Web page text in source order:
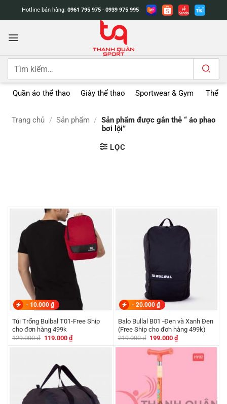
dung
Hotline bán hàng: 0961 795 975 - 0939 975 995
Tìm
Quần áo thể thao Giày thể thao Sportwear & Gym Thể
Trang chủ / Sản phẩm / Sản phẩm được gắn thẻ “ áo phao
bơi lội”
LỌC
- 10.000 ₫
Túi Trống Bulbal T01-Free Ship
cho đơn hàng 499k
129.000₫ Giá
119.000 ₫Giá
hiện
- 20.000 ₫
Balo Bullal B01 -Đen và Xanh Đen
(Free Ship cho đơn hàng 499k)
219.000₫ Giá
là:
219.000 ₫.
199.000₫Giá
tại
199.000 ₫.